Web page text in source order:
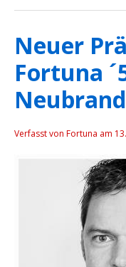
Neuer
Fortuna
Verfasst von Fortuna am